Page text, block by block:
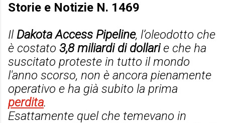
Storie e Notizie N. 1469
IlDakota Access Pipeline, l’oleodotto che
è costato 3,8 miliardi di dollarie che ha
suscitato proteste in tutto il mondo
l'anno scorso, non è ancora pienamente
operativo e ha già subito la prima
perdita.
Esattamente quel che temevano in